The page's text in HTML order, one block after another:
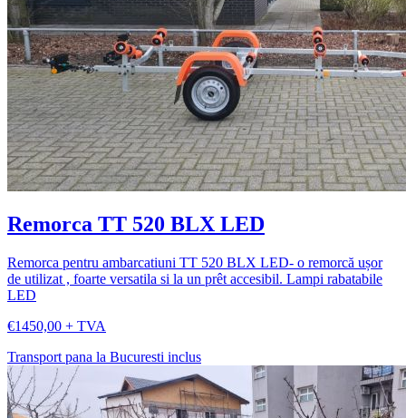
Remorca TT 520 BLX LED
Remorca pentru ambarcatiuni TT 520 BLX LED- o remorcă ușor
de utilizat , foarte versatila si la un prêt accesibil. Lampi rabatabile
LED
€1450,00 + TVA
Transport pana la Bucuresti inclus